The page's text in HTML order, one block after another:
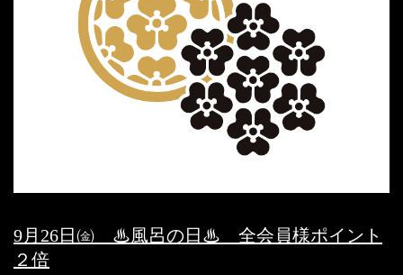
9月26日㈮ ♨風呂の日♨ 全会員様ポイント
２倍